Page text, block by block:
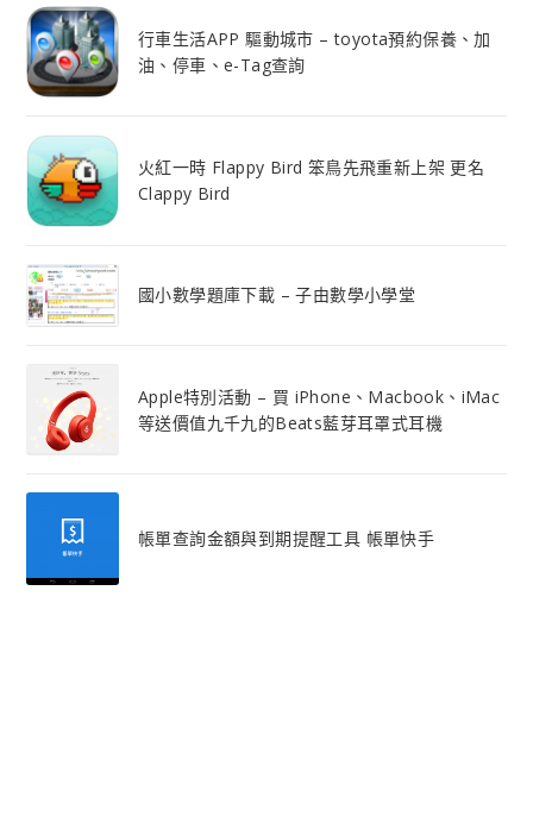
行車生活APP 驅動城市 – toyota預約保養、加
油、停車、e-Tag查詢
火紅一時 Flappy Bird 笨鳥先飛重新上架 更名
Clappy Bird
國小數學題庫下載 – 子由數學小學堂
Apple特別活動 – 買 iPhone、Macbook、iMac
等送價值九千九的Beats藍芽耳罩式耳機
帳單查詢金額與到期提醒工具 帳單快手